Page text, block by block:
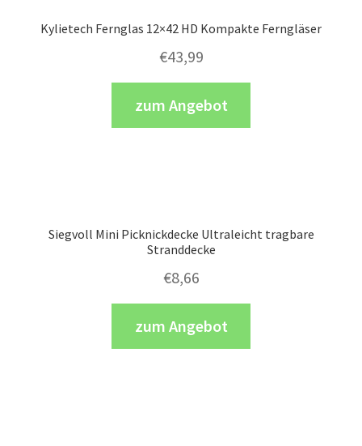
Kylietech Fernglas 12×42 HD Kompakte Ferngläser
€43,99
zum Angebot
Siegvoll Mini Picknickdecke Ultraleicht tragbare
Stranddecke
€8,66
zum Angebot